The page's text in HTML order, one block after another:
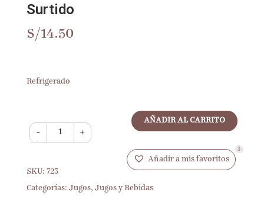
Surtido
S/14.50
Refrigerado
- +
AÑADIR AL CARRITO
Añadir a mis favoritos
3
SKU: 723
Categorías: Jugos, Jugos y Bebidas